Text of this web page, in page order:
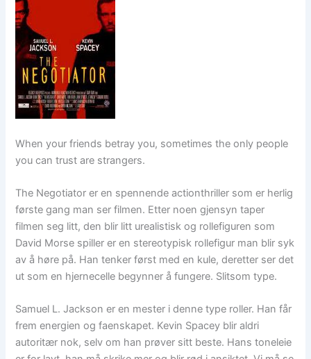
When your friends betray you, sometimes the only people
you can trust are strangers.
The Negotiator er en spennende actionthriller som er herlig
første gang man ser filmen. Etter noen gjensyn taper
filmen seg litt, den blir litt urealistisk og rollefiguren som
David Morse spiller er en stereotypisk rollefigur man blir syk
av å høre på. Han tenker først med en kule, deretter ser det
ut som en hjernecelle begynner å fungere. Slitsom type.
Samuel L. Jackson er en mester i denne type roller. Han får
frem energien og faenskapet. Kevin Spacey blir aldri
autoritær nok, selv om han prøver sitt beste. Hans toneleie